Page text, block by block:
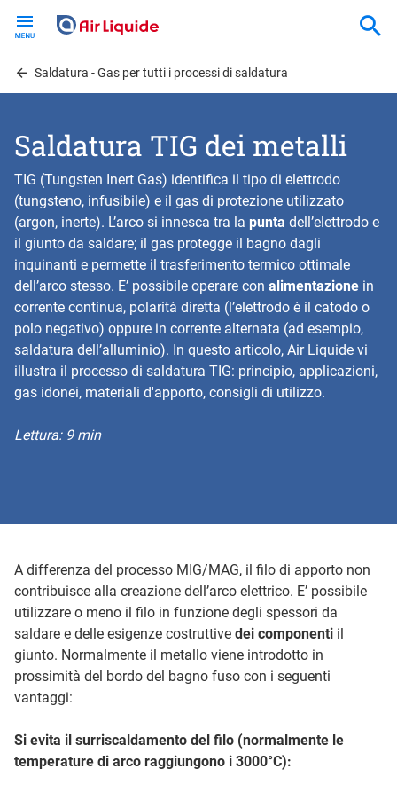
contentSaldatura - Gas per tutti i processi di saldatura
Saldatura TIG dei metalli
TIG (Tungsten Inert Gas) identifica il tipo di elettrodo
(tungsteno, infusibile) e il gas di protezione utilizzato
(argon, inerte). L’arco si innesca tra la punta dell’elettrodo e
il giunto da saldare; il gas protegge il bagno dagli
inquinanti e permette il trasferimento termico ottimale
dell’arco stesso. E’ possibile operare con alimentazione in
corrente continua, polarità diretta (l’elettrodo è il catodo o
polo negativo) oppure in corrente alternata (ad esempio,
saldatura dell’alluminio). In questo articolo, Air Liquide vi
illustra il processo di saldatura TIG: principio, applicazioni,
gas idonei, materiali d'apporto, consigli di utilizzo.
Lettura: 9 min
A differenza del processo MIG/MAG, il filo di apporto non
contribuisce alla creazione dell’arco elettrico. E’ possibile
utilizzare o meno il filo in funzione degli spessori da
saldare e delle esigenze costruttive dei componenti il
giunto. Normalmente il metallo viene introdotto in
prossimità del bordo del bagno fuso con i seguenti
vantaggi:
Si evita il surriscaldamento del filo (normalmente le
temperature di arco raggiungono i 3000°C):